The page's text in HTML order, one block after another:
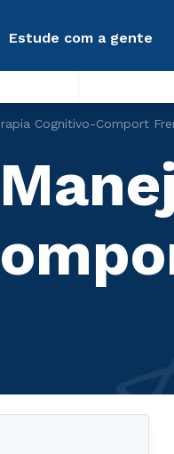
Estude com a gente
Cognitivo-Comport